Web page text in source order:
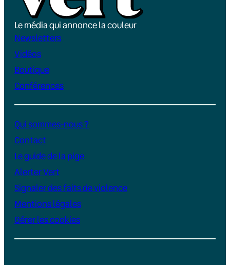
Le média qui annonce la couleur
Newsletters
Vidéos
Boutique
Conférences
Qui sommes-nous ?
Contact
Le guide de la pige
Alerter Vert
Signaler des faits de violence
Mentions légales
Gérer les cookies